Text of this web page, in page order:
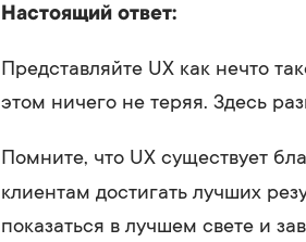
Настоящий ответ:
Представляйте UX как нечто
этом ничего не теряя. Здесь
Помните, что UX существует
клиентам достигать лучших
показаться в лучшем свете и